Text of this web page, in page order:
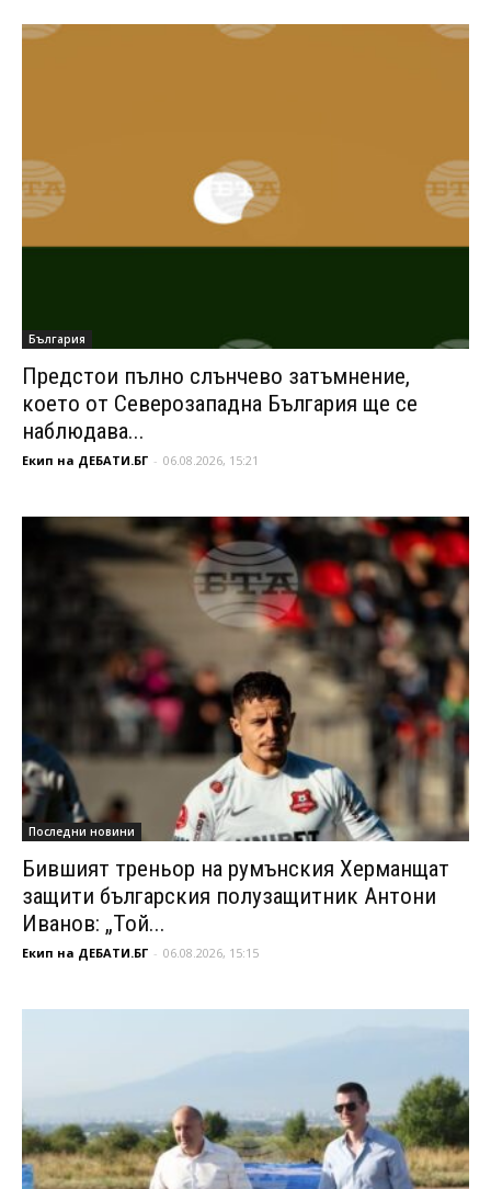
България
Предстои пълно слънчево затъмнение,
което от Северозападна България ще се
наблюдава...
Екип на ДЕБАТИ.БГ - 06.08.2026, 15:21
Последни новини
Бившият треньор на румънския Херманщат
защити българския полузащитник Антони
Иванов: „Той...
Екип на ДЕБАТИ.БГ - 06.08.2026, 15:15